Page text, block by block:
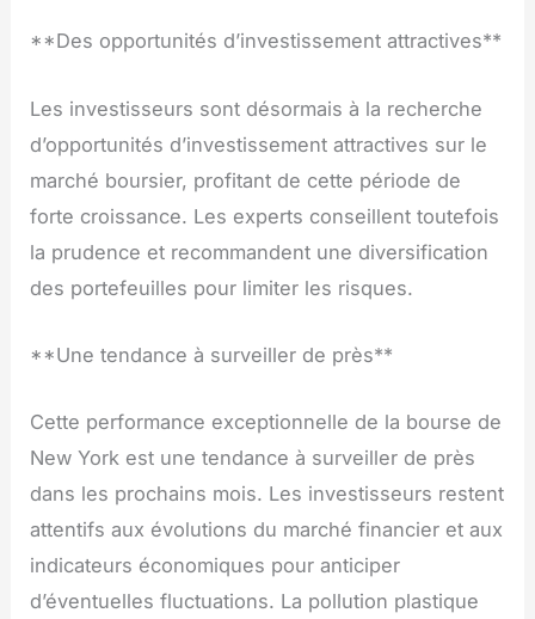
**Des opportunités d’investissement attractives**
Les investisseurs sont désormais à la recherche
d’opportunités d’investissement attractives sur le
marché boursier, profitant de cette période de
forte croissance. Les experts conseillent toutefois
la prudence et recommandent une diversification
des portefeuilles pour limiter les risques.
**Une tendance à surveiller de près**
Cette performance exceptionnelle de la bourse de
New York est une tendance à surveiller de près
dans les prochains mois. Les investisseurs restent
attentifs aux évolutions du marché financier et aux
indicateurs économiques pour anticiper
d’éventuelles fluctuations. La pollution plastique